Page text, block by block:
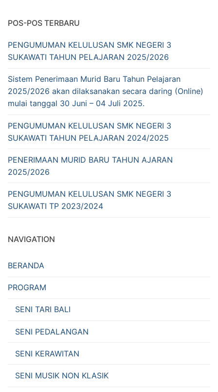
POS-POS TERBARU
PENGUMUMAN KELULUSAN SMK NEGERI 3
SUKAWATI TAHUN PELAJARAN 2025/2026
Sistem Penerimaan Murid Baru Tahun Pelajaran
2025/2026 akan dilaksanakan secara daring (Online)
mulai tanggal 30 Juni – 04 Juli 2025.
PENGUMUMAN KELULUSAN SMK NEGERI 3
SUKAWATI TAHUN PELAJARAN 2024/2025
PENERIMAAN MURID BARU TAHUN AJARAN
2025/2026
PENGUMUMAN KELULUSAN SMK NEGERI 3
SUKAWATI TP 2023/2024
NAVIGATION
BERANDA
PROGRAM
SENI TARI BALI
SENI PEDALANGAN
SENI KERAWITAN
SENI MUSIK NON KLASIK